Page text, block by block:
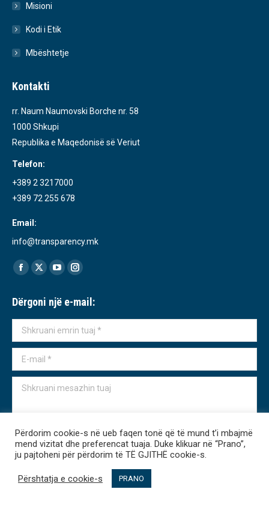
Misioni
Kodi i Etik
Mbështetje
Kontakti
rr. Naum Naumovski Borche nr. 58
1000 Shkupi
Republika e Maqedonisë së Veriut
Telefon:
+389 2 3217000
+389 72 255 678
Email:
info@transparency.mk
Find us on:
Facebook
opens
in
new
X
opens
in
new
YouTube
opens
in
new
Instagram
opens
in
new
Dërgoni një e-mail:
Shkruani emrin tuaj *
E-mail *
Shkruani mesazhin tuaj
Dërgo
Përdorim cookie-s në ueb faqen tonë që të mund t’i mbajmë
mend vizitat dhe preferencat tuaja. Duke klikuar në “Prano”,
ju pajtoheni për përdorim të TË GJITHË cookie-s.
Përshtatja e cookie-s PRANO